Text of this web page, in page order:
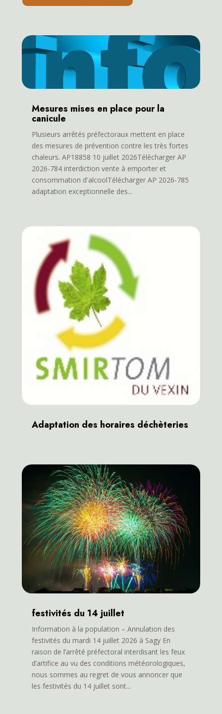
Mesures mises en place pour la
canicule
Plusieurs arrêtés préfectoraux mettent en place
des mesures de prévention contre les très fortes
chaleurs. AP18858 10 juillet 2026Télécharger AP
2026-784 interdiction vente à emporter et
consommation d'alcoolTélécharger AP 2026-785
adaptation exceptionnelle des...
Adaptation des horaires déchèteries
festivités du 14 juillet
Information à la population – Annulation des
festivités du mardi 14 juillet 2026 à Sagy En
raison de l’arrêté préfectoral interdisant les feux
d’artifice au vu des conditions météorologiques,
nous sommes au regret de vous annoncer que
les festivités du 14 juillet sont...